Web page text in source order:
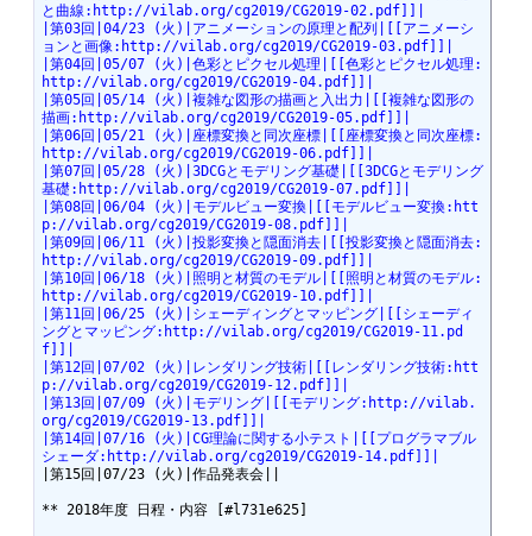
と曲線:http://vilab.org/cg2019/CG2019-02.pdf]]|
|第03回|04/23 (火)|アニメーションの原理と配列|[[アニメーシ
ョンと画像:http://vilab.org/cg2019/CG2019-03.pdf]]|
|第04回|05/07 (火)|色彩とピクセル処理|[[色彩とピクセル処理:
http://vilab.org/cg2019/CG2019-04.pdf]]|
|第05回|05/14 (火)|複雑な図形の描画と入出力|[[複雑な図形の
描画:http://vilab.org/cg2019/CG2019-05.pdf]]|
|第06回|05/21 (火)|座標変換と同次座標|[[座標変換と同次座標:
http://vilab.org/cg2019/CG2019-06.pdf]]|
|第07回|05/28 (火)|3DCGとモデリング基礎|[[3DCGとモデリング
基礎:http://vilab.org/cg2019/CG2019-07.pdf]]|
|第08回|06/04 (火)|モデルビュー変換|[[モデルビュー変換:htt
p://vilab.org/cg2019/CG2019-08.pdf]]|
|第09回|06/11 (火)|投影変換と隠面消去|[[投影変換と隠面消去:
http://vilab.org/cg2019/CG2019-09.pdf]]|
|第10回|06/18 (火)|照明と材質のモデル|[[照明と材質のモデル:
http://vilab.org/cg2019/CG2019-10.pdf]]|
|第11回|06/25 (火)|シェーディングとマッピング|[[シェーディ
ングとマッピング:http://vilab.org/cg2019/CG2019-11.pd
f]]|
|第12回|07/02 (火)|レンダリング技術|[[レンダリング技術:htt
p://vilab.org/cg2019/CG2019-12.pdf]]|
|第13回|07/09 (火)|モデリング|[[モデリング:http://vilab.
org/cg2019/CG2019-13.pdf]]|
|第14回|07/16 (火)|CG理論に関する小テスト|[[プログラマブル
シェーダ:http://vilab.org/cg2019/CG2019-14.pdf]]|
|第15回|07/23 (火)|作品発表会||
** 2018年度 日程・内容 [#l731e625]